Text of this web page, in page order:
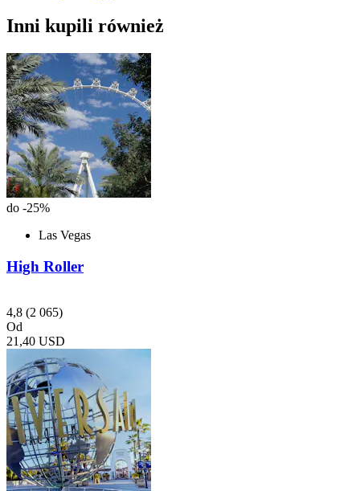
Inni kupili również
do -25%
Las Vegas
High Roller
4,8 (2 065)
Od
21,40 USD